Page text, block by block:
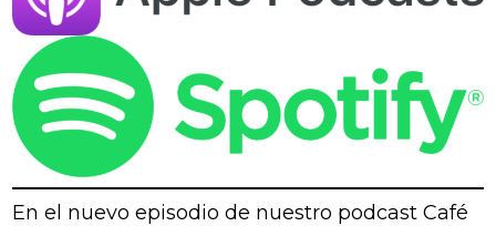
En el nuevo episodio de nuestro podcast Café